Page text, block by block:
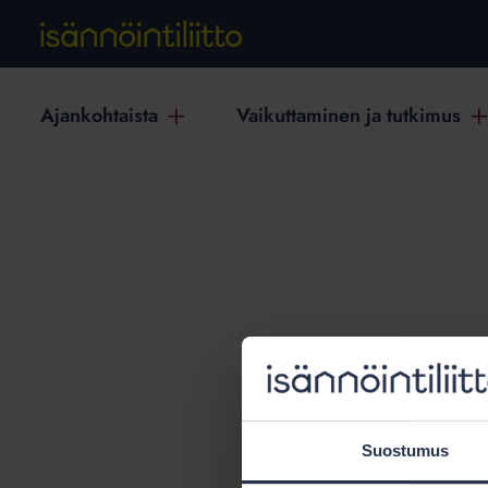
Suostumus
Ajankohtaista Vaikuttaminen ja tutkimus